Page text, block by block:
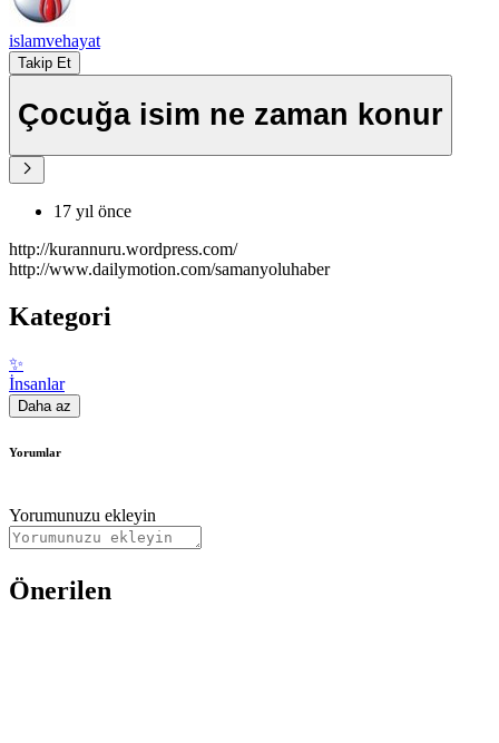
islamvehayat
Takip Et
Çocuğa isim ne zaman konur
17 yıl önce
http://kurannuru.wordpress.com/
http://www.dailymotion.com/samanyoluhaber
Kategori
✨
İnsanlar
Daha az
Yorumlar
Yorumunuzu ekleyin
Önerilen